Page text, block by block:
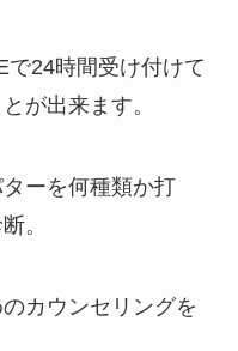
で24時間受け付けて
が出来ます。
ーを何種類か打
。
カウンセリングを